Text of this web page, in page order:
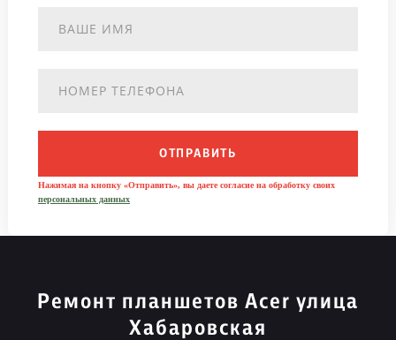
ОТПРАВИТЬ
Нажимая на кнопку «Отправить», вы даете согласие на обработку своих
персональных данных
Ремонт планшетов Acer улица
Хабаровская